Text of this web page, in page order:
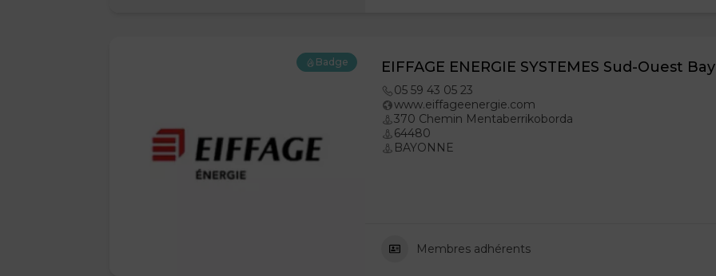
Badge EIFFAGE ENERGIE SYSTEMES Sud-Ouest
05 59 43 05 23
www.eiffageenergie.com
370 Chemin Mentaberrikoborda
64480
BAYONNE
Membres adhérents